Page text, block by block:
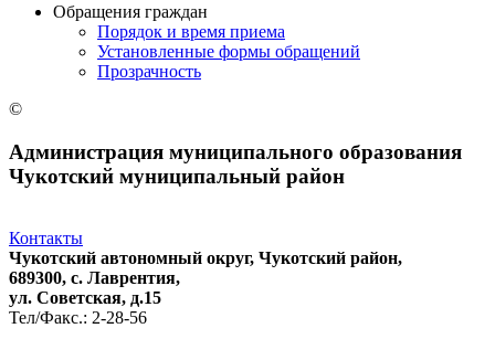
Обращения граждан
Порядок и время приема
Установленные формы обращений
Прозрачность
©
Администрация муниципального образования
Чукотский муниципальный район
Контакты
Чукотский автономный округ, Чукотский район,
689300, с. Лаврентия,
ул. Советская, д.15
Тел/Факс.: 2-28-56